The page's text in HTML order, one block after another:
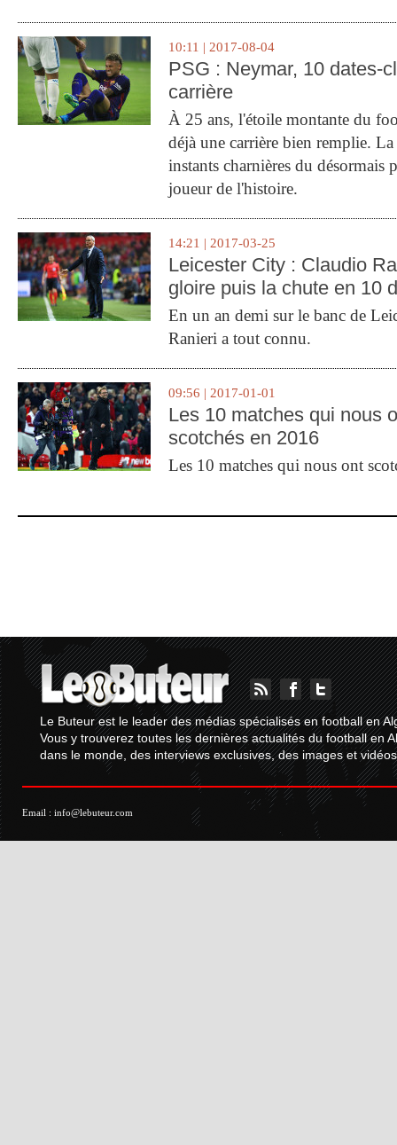
10:11 | 2017-08-04
PSG : Neymar, 10 dates-
carrière
À 25 ans, l'étoile montante du
déjà une carrière bien remplie.
instants charnières du désormais
joueur de l'histoire.
14:21 | 2017-03-25
Leicester City : Claudio
gloire puis la chute en 10
En un an demi sur le banc de
Ranieri a tout connu.
09:56 | 2017-01-01
Les 10 matches qui nous
scotchés en 2016
Les 10 matches qui nous ont
Le Buteur est le leader des médias spécialisés en football en
Vous y trouverez toutes les dernières actualités du football en
dans le monde, des interviews exclusives, des images et
Email : info@lebuteur.com